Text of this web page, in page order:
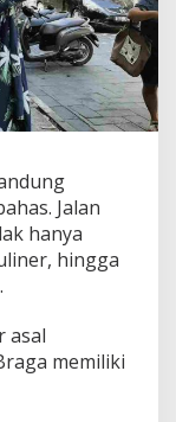
Jalan
hanya
hingga
asal
memiliki